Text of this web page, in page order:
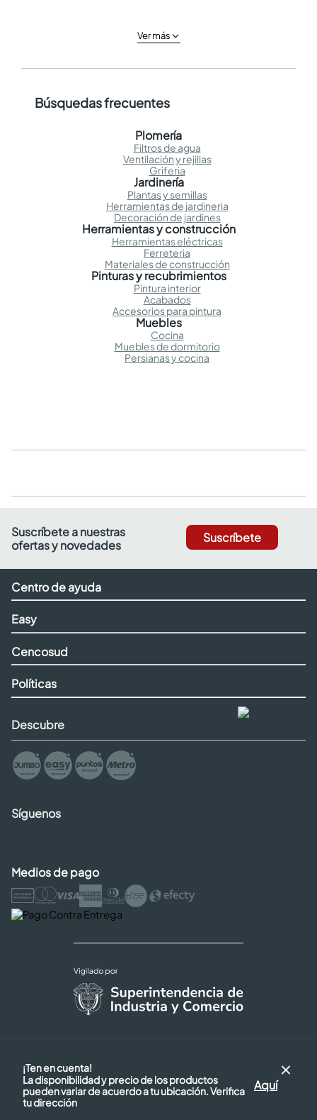
¡Ten en cuenta!
La disponibilidad y precio de los productos
pueden variar de acuerdo a tu ubicación. Verifica
tu dirección
Aquí
Ver más
Búsquedas frecuentes
Plomería
Filtros de agua
Ventilación y rejillas
Griferia
Jardinería
Plantas y semillas
Herramientas de jardineria
Decoración de jardines
Herramientas y construcción
Herramientas eléctricas
Ferreteria
Materiales de construcción
Pinturas y recubrimientos
Pintura interior
Acabados
Accesorios para pintura
Muebles
Cocina
Muebles de dormitorio
Persianas y cocina
Suscríbete a nuestras
ofertas y novedades
Suscríbete
Centro de ayuda
Easy
Cencosud
Políticas
Descubre
Síguenos
Medios de pago
Seguridad y Privacidad |
Código de ética